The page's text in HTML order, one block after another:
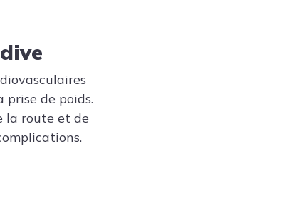
de poids.
la route et de